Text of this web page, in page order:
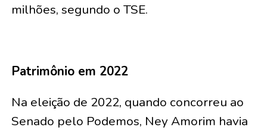
milhões, segundo o TSE.
Patrimônio em 2022
Na eleição de 2022, quando concorreu ao
Senado pelo Podemos, Ney Amorim havia